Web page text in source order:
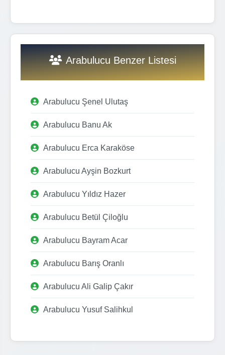
Arabulucu Benzer Listesi
Arabulucu Şenel Ulutaş
Arabulucu Banu Ak
Arabulucu Erca Karaköse
Arabulucu Ayşin Bozkurt
Arabulucu Yıldız Hazer
Arabulucu Betül Çiloğlu
Arabulucu Bayram Acar
Arabulucu Barış Oranlı
Arabulucu Ali Galip Çakır
Arabulucu Yusuf Salihkul